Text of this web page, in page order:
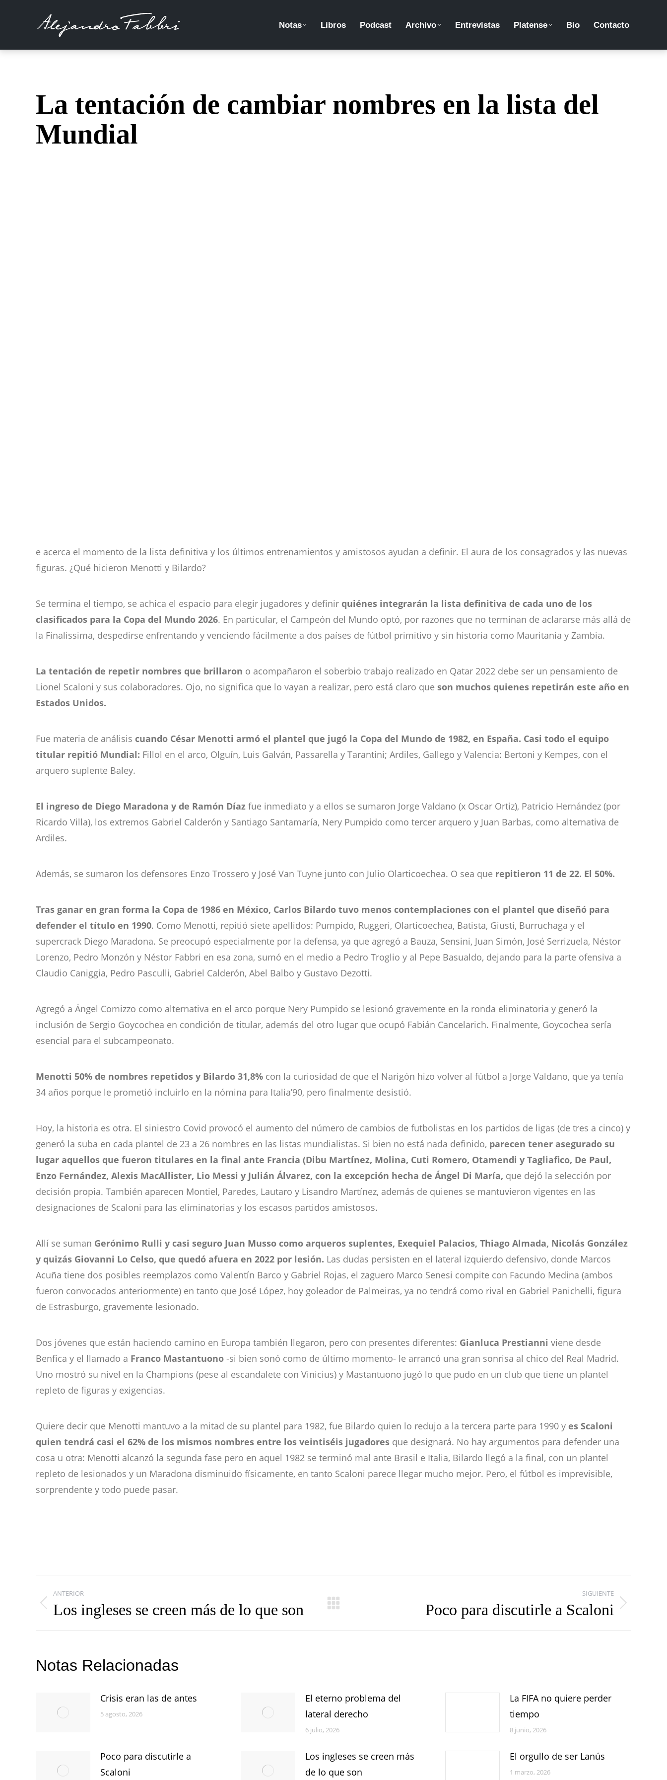
Notas Libros Podcast Archivo Entrevistas Platense Bio Contacto
La tentación de cambiar nombres en la lista del
Mundial
e acerca el momento de la lista definitiva y los últimos entrenamientos y amistosos ayudan a definir. El aura de los consagrados y las nuevas
figuras. ¿Qué hicieron Menotti y Bilardo?
Se termina el tiempo, se achica el espacio para elegir jugadores y definir quiénes integrarán la lista definitiva de cada uno de los
clasificados para la Copa del Mundo 2026. En particular, el Campeón del Mundo optó, por razones que no terminan de aclararse más allá de
la Finalissima, despedirse enfrentando y venciendo fácilmente a dos países de fútbol primitivo y sin historia como Mauritania y Zambia.
La tentación de repetir nombres que brillaron o acompañaron el soberbio trabajo realizado en Qatar 2022 debe ser un pensamiento de
Lionel Scaloni y sus colaboradores. Ojo, no significa que lo vayan a realizar, pero está claro que son muchos quienes repetirán este año en
Estados Unidos.
Fue materia de análisis cuando César Menotti armó el plantel que jugó la Copa del Mundo de 1982, en España. Casi todo el equipo
titular repitió Mundial: Fillol en el arco, Olguín, Luis Galván, Passarella y Tarantini; Ardiles, Gallego y Valencia: Bertoni y Kempes, con el
arquero suplente Baley.
El ingreso de Diego Maradona y de Ramón Díaz fue inmediato y a ellos se sumaron Jorge Valdano (x Oscar Ortiz), Patricio Hernández (por
Ricardo Villa), los extremos Gabriel Calderón y Santiago Santamaría, Nery Pumpido como tercer arquero y Juan Barbas, como alternativa de
Ardiles.
Además, se sumaron los defensores Enzo Trossero y José Van Tuyne junto con Julio Olarticoechea. O sea que repitieron 11 de 22. El 50%.
Tras ganar en gran forma la Copa de 1986 en México, Carlos Bilardo tuvo menos contemplaciones con el plantel que diseñó para
defender el título en 1990. Como Menotti, repitió siete apellidos: Pumpido, Ruggeri, Olarticoechea, Batista, Giusti, Burruchaga y el
supercrack Diego Maradona. Se preocupó especialmente por la defensa, ya que agregó a Bauza, Sensini, Juan Simón, José Serrizuela, Néstor
Lorenzo, Pedro Monzón y Néstor Fabbri en esa zona, sumó en el medio a Pedro Troglio y al Pepe Basualdo, dejando para la parte ofensiva a
Claudio Caniggia, Pedro Pasculli, Gabriel Calderón, Abel Balbo y Gustavo Dezotti.
Agregó a Ángel Comizzo como alternativa en el arco porque Nery Pumpido se lesionó gravemente en la ronda eliminatoria y generó la
inclusión de Sergio Goycochea en condición de titular, además del otro lugar que ocupó Fabián Cancelarich. Finalmente, Goycochea sería
esencial para el subcampeonato.
Menotti 50% de nombres repetidos y Bilardo 31,8% con la curiosidad de que el Narigón hizo volver al fútbol a Jorge Valdano, que ya tenía
34 años porque le prometió incluirlo en la nómina para Italia’90, pero finalmente desistió.
Hoy, la historia es otra. El siniestro Covid provocó el aumento del número de cambios de futbolistas en los partidos de ligas (de tres a cinco) y
generó la suba en cada plantel de 23 a 26 nombres en las listas mundialistas. Si bien no está nada definido, parecen tener asegurado su
lugar aquellos que fueron titulares en la final ante Francia (Dibu Martínez, Molina, Cuti Romero, Otamendi y Tagliafico, De Paul,
Enzo Fernández, Alexis MacAllister, Lio Messi y Julián Álvarez, con la excepción hecha de Ángel Di María, que dejó la selección por
decisión propia. También aparecen Montiel, Paredes, Lautaro y Lisandro Martínez, además de quienes se mantuvieron vigentes en las
designaciones de Scaloni para las eliminatorias y los escasos partidos amistosos.
Allí se suman Gerónimo Rulli y casi seguro Juan Musso como arqueros suplentes, Exequiel Palacios, Thiago Almada, Nicolás González
y quizás Giovanni Lo Celso, que quedó afuera en 2022 por lesión. Las dudas persisten en el lateral izquierdo defensivo, donde Marcos
Acuña tiene dos posibles reemplazos como Valentín Barco y Gabriel Rojas, el zaguero Marco Senesi compite con Facundo Medina (ambos
fueron convocados anteriormente) en tanto que José López, hoy goleador de Palmeiras, ya no tendrá como rival en Gabriel Panichelli, figura
de Estrasburgo, gravemente lesionado.
Dos jóvenes que están haciendo camino en Europa también llegaron, pero con presentes diferentes: Gianluca Prestianni viene desde
Benfica y el llamado a Franco Mastantuono -si bien sonó como de último momento- le arrancó una gran sonrisa al chico del Real Madrid.
Uno mostró su nivel en la Champions (pese al escandalete con Vinicius) y Mastantuono jugó lo que pudo en un club que tiene un plantel
repleto de figuras y exigencias.
Quiere decir que Menotti mantuvo a la mitad de su plantel para 1982, fue Bilardo quien lo redujo a la tercera parte para 1990 y es Scaloni
quien tendrá casi el 62% de los mismos nombres entre los veintiséis jugadores que designará. No hay argumentos para defender una
cosa u otra: Menotti alcanzó la segunda fase pero en aquel 1982 se terminó mal ante Brasil e Italia, Bilardo llegó a la final, con un plantel
repleto de lesionados y un Maradona disminuido físicamente, en tanto Scaloni parece llegar mucho mejor. Pero, el fútbol es imprevisible,
sorprendente y todo puede pasar.
Navegación
entre
publicaciones
ANTERIOR
Publicación
Los ingleses se creen más de lo que son
SIGUIENTE
Poco para discutirle a Scaloni
Notas Relacionadas
Crisis eran las de antes
5 agosto, 2026
El eterno problema del
lateral derecho
6 julio, 2026
La FIFA no quiere perder
tiempo
8 junio, 2026
Poco para discutirle a
Scaloni
Los ingleses se creen más
de lo que son
El orgullo de ser Lanús
1 marzo, 2026